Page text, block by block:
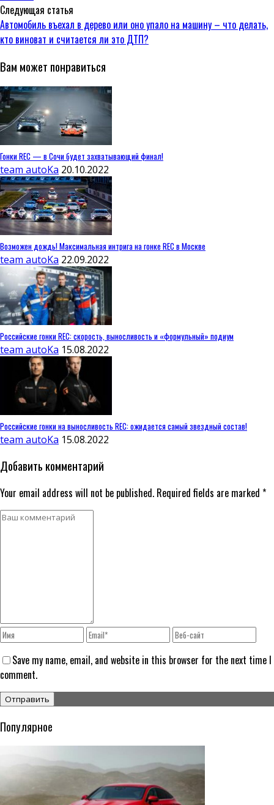
Следующая статья
Автомобиль въехал в дерево или оно упало на машину – что делать,
кто виноват и считается ли это ДТП?
Вам может понравиться
Гонки REC — в Сочи будет захватывающий финал!
team autoKa 20.10.2022
Возможен дождь! Максимальная интрига на гонке REC в Москве
team autoKa 22.09.2022
Российские гонки REC: скорость, выносливость и «формульный» подиум
team autoKa 15.08.2022
Российские гонки на выносливость REC: ожидается самый звездный состав!
team autoKa 15.08.2022
Добавить комментарий
Your email address will not be published. Required fields are marked *
Save my name, email, and website in this browser for the next time I
comment.
Популярное